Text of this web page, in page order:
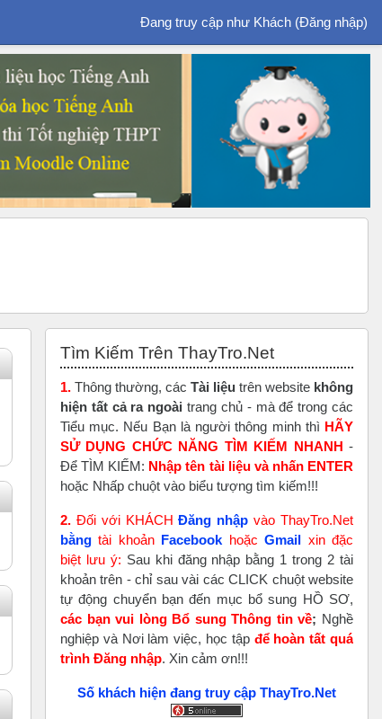
Đang truy cập như Khách (Đăng nhập)
Tìm Kiếm Trên ThayTro.Net
1. Thông thường, các Tài liệu trên website không
hiện tất cả ra ngoài trang chủ - mà để trong các
Tiểu mục. Nếu Bạn là người thông minh thì HÃY
SỬ DỤNG CHỨC NĂNG TÌM KIẾM NHANH -
Để TÌM KIẾM: Nhập tên tài liệu và nhấn ENTER
hoặc Nhấp chuột vào biểu tượng tìm kiếm!!!
2. Đối với KHÁCHĐăng nhập vào ThayTro.Net
bằng tài khoản Facebook hoặcGmail xin đặc
biệt lưu ý: Sau khi đăng nhập bằng 1 trong 2 tài
khoản trên - chỉ sau vài các CLICK chuột website
tự động chuyển bạn đến mục bổ sung HỒ SƠ,
các bạn vui lòng Bổ sung Thông tin về; Nghề
nghiệp và Nơi làm việc, học tập để hoàn tấtquá
trình Đăng nhập. Xin cảm ơn!!!
Số khách hiện đang truy cập ThayTro.Net